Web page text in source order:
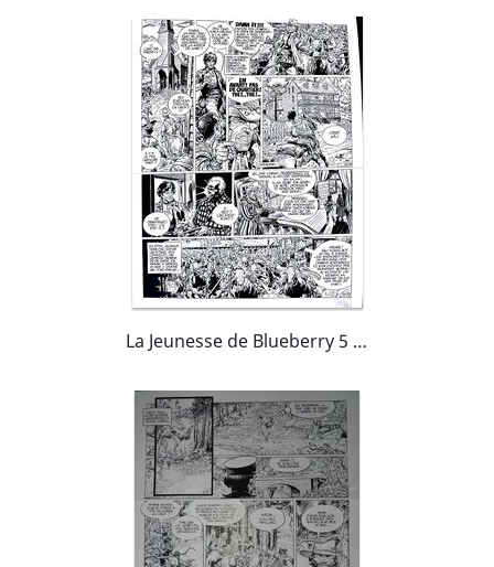
La Jeunesse de Blueberry 5 (2), Terreur sur le Kansas, page 40